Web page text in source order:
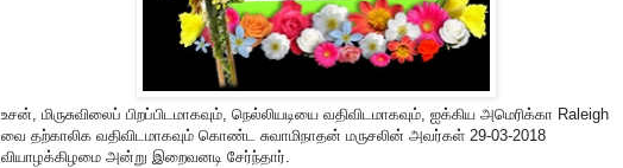
உசன், மிருசுவிலைப் பிறப்பிடமாகவும், நெல்லியடியை வதிவிடமாகவும், ஐக்கிய அமெரிக்கா Raleigh
வை தற்காலிக வதிவிடமாகவும் கொண்ட சுவாமிநாதன் மருசலின் அவர்கள் 29-03-2018
வியாழக்கிழமை அன்று இறைவனடி சேர்ந்தார்.